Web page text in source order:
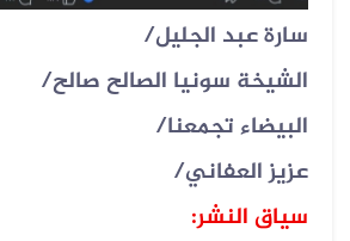
سارة عبد الجليل/
الشيخة سونيا الصالح صالح/
البيضاء تجمعنا/
عزيز العفاني/
سياق النشر: